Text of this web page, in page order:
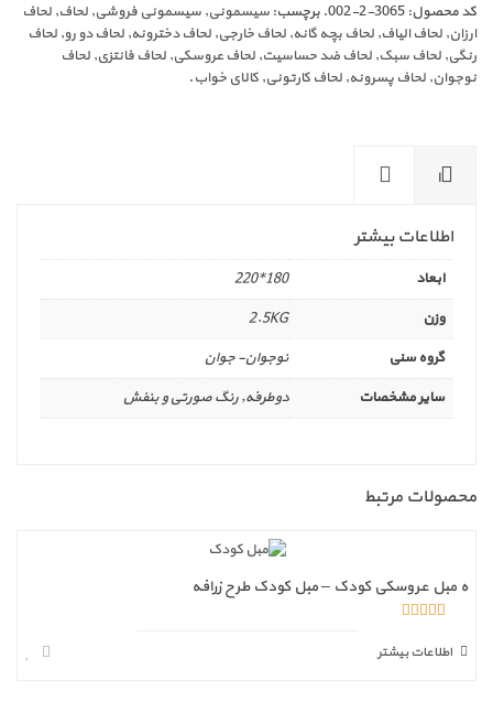
کد محصول: 3065-2-002
. برچسب: سیسمونی, سیسمونی فروشی, لحاف, لحاف
ارزان, لحاف الیاف, لحاف بچه گانه, لحاف خارجی, لحاف دخترونه, لحاف دو رو, لحاف
رنگی, لحاف سبک, لحاف ضد حساسیت, لحاف عروسکی, لحاف فانتزی, لحاف
نوجوان, لحاف پسرونه, لحاف کارتونی, کالای خواب.
ا
لا
ت
بی
ش
تر
ت
)
اطلاعات بیشتر
ابعاد
180*220
وزن
2.5KG
گروه سنی
نوجوان- جوان
سایر مشخصات
دوطرفه, رنگ صورتی و بنفش
محصولات مرتبط
ه مبل عروسکی کودک – مبل کودک طرح زرافه
از 5 اطلاعات بیشتر